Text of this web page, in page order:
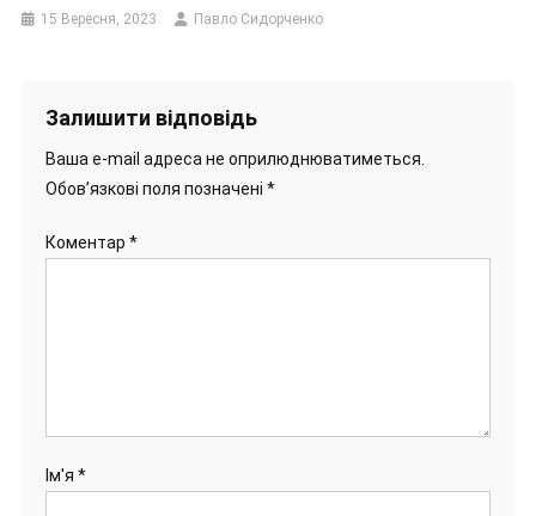
15 Вересня, 2023 Павло Сидорченко
Залишити відповідь
Ваша e-mail адреса не оприлюднюватиметься.
Обов’язкові поля позначені *
Коментар *
Ім'я *